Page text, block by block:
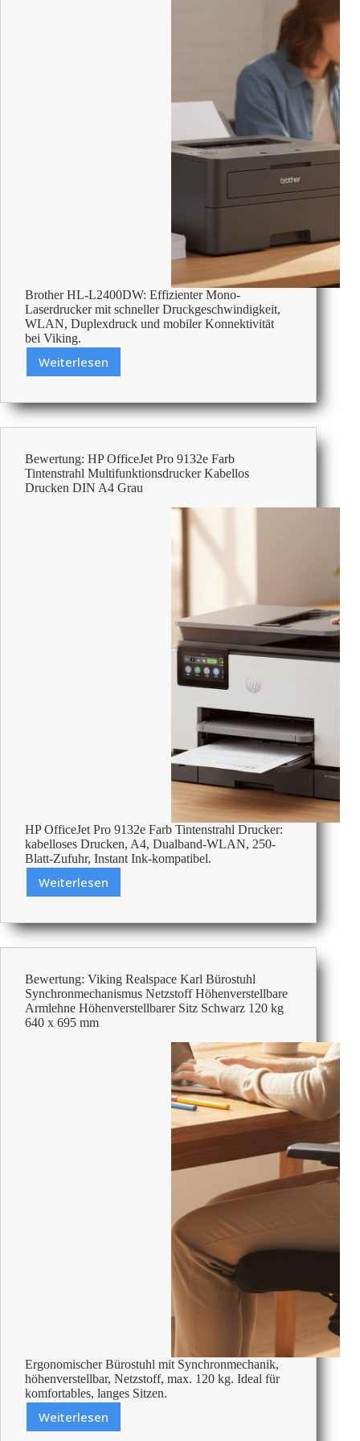
Brother HL-L2400DW: Effizienter Mono-
Laserdrucker mit schneller Druckgeschwindigkeit,
WLAN, Duplexdruck und mobiler Konnektivität
bei Viking.
Weiterlesen
Bewertung:
HL-
L2400DW
Mono
Drucker
DIN
A4
Bewertung: HP OfficeJet Pro 9132e Farb
Tintenstrahl Multifunktionsdrucker Kabellos
Drucken DIN A4 Grau
HP OfficeJet Pro 9132e Farb Tintenstrahl Drucker:
kabelloses Drucken, A4, Dualband-WLAN, 250-
Blatt-Zufuhr, Instant Ink-kompatibel.
Weiterlesen
Bewertung:
OfficeJet
Pro
9132e
Tintenstrahl
Multifunktionsdrucker
Kabellos
Bewertung: Viking Realspace Karl Bürostuhl
Synchronmechanismus Netzstoff Höhenverstellbare
Armlehne Höhenverstellbarer Sitz Schwarz 120 kg
640 x 695 mm
Ergonomischer Bürostuhl mit Synchronmechanik,
höhenverstellbar, Netzstoff, max. 120 kg. Ideal für
komfortables, langes Sitzen.
Weiterlesen
Bewertung: